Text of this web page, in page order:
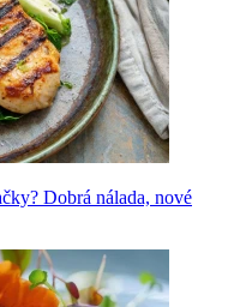
Dobrá nálada, nové